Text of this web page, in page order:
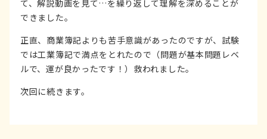
て、解説動画を見て…を繰り返して理解を深めることが
できました。
正直、商業簿記よりも苦手意識があったのですが、試験
では工業簿記で満点をとれたので（問題が基本問題レベ
ルで、運が良かったです！）救われました。
次回に続きます。